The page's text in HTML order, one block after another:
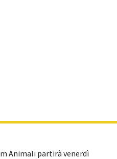
Animali partirà venerdì